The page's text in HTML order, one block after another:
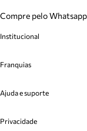
Compre pelo Whatsapp
Institucional
Cashback
Venda Corporativa
Mapa do Site
Franquias
Plano de Negócio
Ajuda e suporte
Cadastro
Privacidade